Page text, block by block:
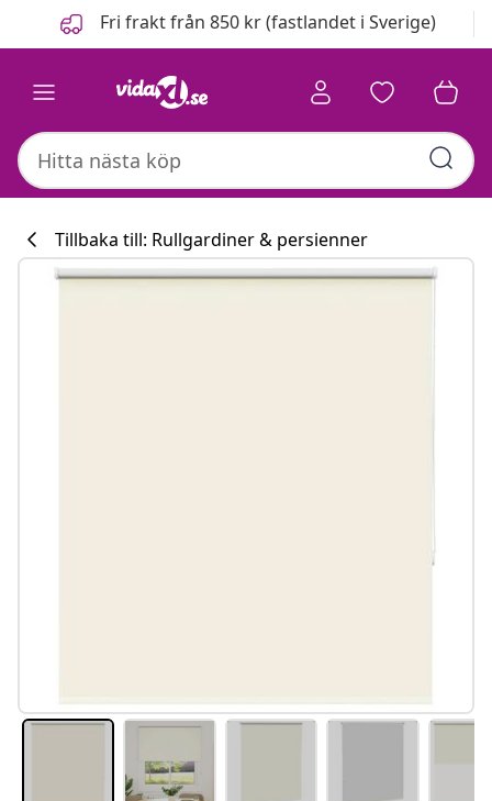
FöregåendeFri frakt från 850 kr (fastlandet i Sverige)
Tillbaka till: Rullgardiner & persienner